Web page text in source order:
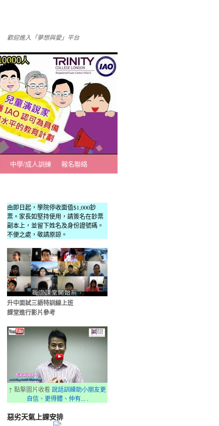
歡迎進入「夢想與愛」平台
中學/成人訓練 報名聯絡
由即日起，學院停收面值$1,000鈔
票。家長如堅持使用，請簽名在鈔票
副本上，並留下姓名及身份證號碼。
不便之處，敬請原諒。
升中面試三語特訓線上班
課堂進行影片參考
↑ 點擊圖片收看說話訓練助小朋友更
自信、更得體、仲有... .
惡劣天氣上課安排